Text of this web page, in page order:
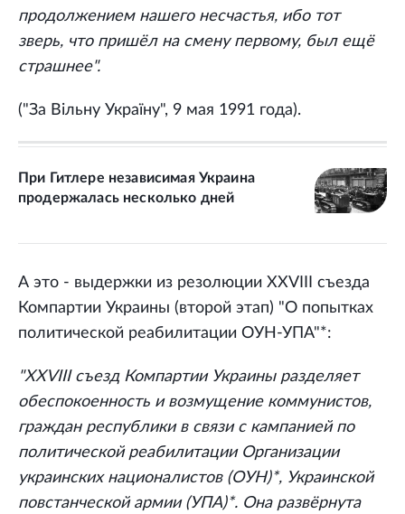
продолжением нашего несчастья, ибо тот
зверь, что пришёл на смену первому, был ещё
страшнее".
("За Вiльну Украïну", 9 мая 1991 года).
При Гитлере независимая Украина
продержалась несколько дней
А это - выдержки из резолюции XXVIII съезда
Компартии Украины (второй этап) "О попытках
политической реабилитации ОУН-УПА"*:
"XXVIII съезд Компартии Украины разделяет
обеспокоенность и возмущение коммунистов,
граждан республики в связи с кампанией по
политической реабилитации Организации
украинских националистов (ОУН)*, Украинской
повстанческой армии (УПА)*. Она развёрнута